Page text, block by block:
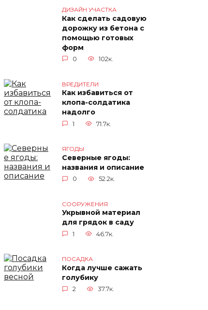
ДИЗАЙН УЧАСТКА
Как сделать садовую
дорожку из бетона с
помощью готовых
форм
0 102к.
ВРЕДИТЕЛИ
Как избавиться от
клопа-солдатика
надолго
1 71.7к.
ЯГОДЫ
Северные ягоды:
названия и описание
0 52.2к.
СООРУЖЕНИЯ
Укрывной материал
для грядок в саду
1 46.7к.
ПОСАДКА
Когда лучше сажать
голубику
2 37.7к.